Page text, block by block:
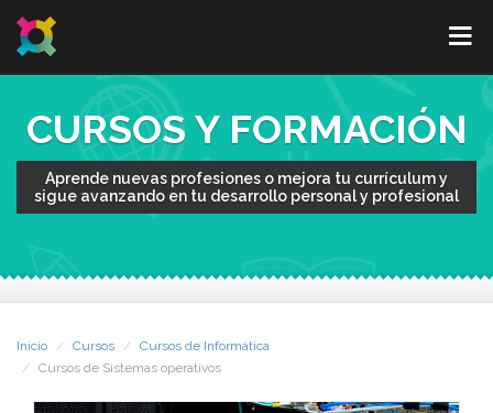
CURSOS Y FORMACIÓN
Aprende nuevas profesiones o mejora tu currículum y
sigue avanzando en tu desarrollo personal y profesional
Inicio Cursos
Cursos de Informática
Cursos de Sistemas operativos